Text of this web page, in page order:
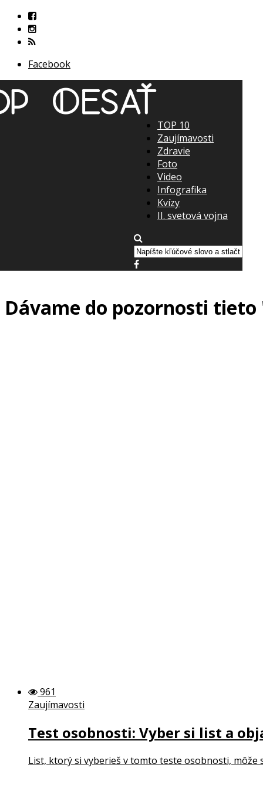
Facebook
TOP 10
Zaujímavosti
Zdravie
Foto
Video
Infografika
Kvízy
II. svetová vojna
Dávame do pozornosti
961
Zaujímavosti
Test osobnosti: Vyber si list a
List, ktorý si vyberieš v tomto teste osobnosti,